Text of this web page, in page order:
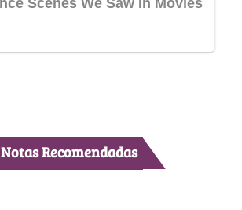
Notas Recomendadas